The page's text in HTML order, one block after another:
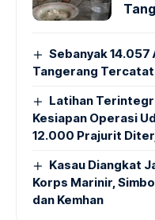
Sebanyak 14.057
Tangerang
Latihan
Kesiapan Operasi
12.000 Prajurit
Kasau Diangkat
Korps Marinir,
dan Kemhan